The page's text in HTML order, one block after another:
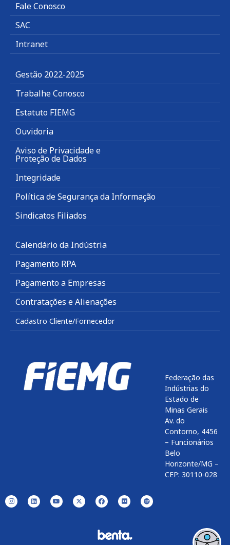
Fale Conosco
SAC
Intranet
Gestão 2022-2025
Trabalhe Conosco
Estatuto FIEMG
Ouvidoria
Aviso de Privacidade e
Proteção de Dados
Integridade
Política de Segurança da Informação
Sindicatos Filiados
Calendário da Indústria
Pagamento RPA
Pagamento a Empresas
Contratações e Alienações
Cadastro Cliente/Fornecedor
Federação das
Indústrias do
Estado de
Minas Gerais
Av. do
Contorno, 4456
– Funcionários
Belo
Horizonte/MG –
CEP: 30110-028